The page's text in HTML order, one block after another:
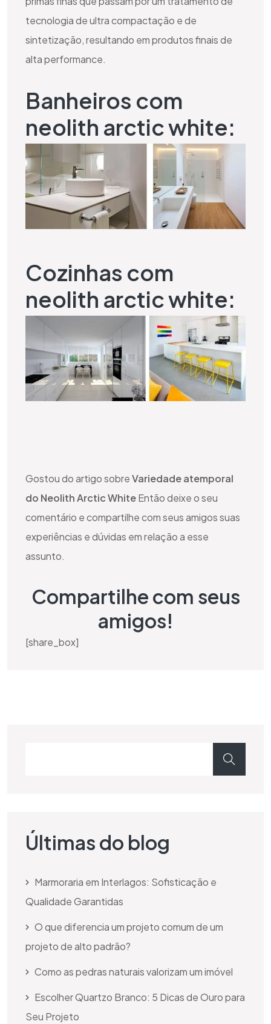
tecnologia de ultra compactação e de
sintetização, resultando em produtos finais de
alta performance.
Banheiros com
neolith arctic white:
Cozinhas com
neolith arctic white:
Gostou do artigo sobreVariedade atemporal
do Neolith Arctic WhiteEntão deixe o seu
comentário e compartilhe com seus amigos suas
experiências e dúvidas em relação a esse
assunto.
Compartilhe com seus
amigos!
[share_box]
Últimas do blog
Marmoraria em Interlagos: Sofisticação e
Qualidade Garantidas
O que diferencia um projeto comum de um
projeto de alto padrão?
Como as pedras naturais valorizam um imóvel
Escolher Quartzo Branco: 5 Dicas de Ouro para
Seu Projeto